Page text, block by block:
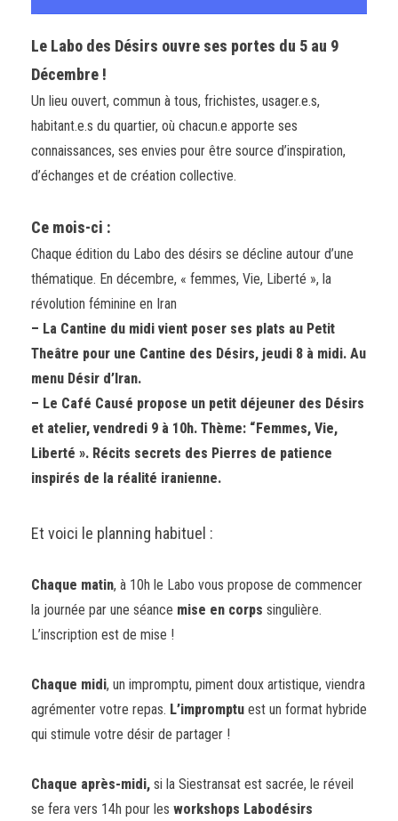
Le Labo des Désirs ouvre ses portes du 5 au 9
Décembre !
Un lieu ouvert, commun à tous, frichistes, usager.e.s,
habitant.e.s du quartier, où chacun.e apporte ses
connaissances, ses envies pour être source d’inspiration,
d’échanges et de création collective.
Ce mois-ci :
Chaque édition du Labo des désirs se décline autour d’une
thématique. En décembre, « femmes, Vie, Liberté », la
révolution féminine en Iran
– La Cantine du midi vient poser ses plats au Petit
Theâtre pour une Cantine des Désirs, jeudi 8 à midi. Au
menu Désir d’Iran.
– Le Café Causé propose un petit déjeuner des Désirs
et atelier, vendredi 9 à 10h. Thème: “Femmes, Vie,
Liberté ». Récits secrets des Pierres de patience
inspirés de la réalité iranienne.
Et voici le planning habituel :
Chaque matin, à 10h le Labo vous propose de commencer
la journée par une séance mise en corps singulière.
L’inscription est de mise !
Chaque midi, un impromptu, piment doux artistique, viendra
agrémenter votre repas. L’impromptu est un format hybride
qui stimule votre désir de partager !
Chaque après-midi, si la Siestransat est sacrée, le réveil
se fera vers 14h pour les workshops Labodésirs